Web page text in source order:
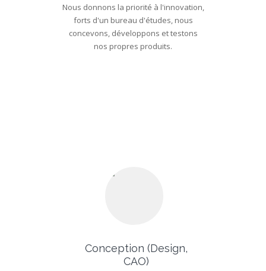
Nous donnons la priorité à l'innovation,
forts d'un bureau d'études, nous
concevons, développons et testons
nos propres produits.
Conception (Design,
CAO)